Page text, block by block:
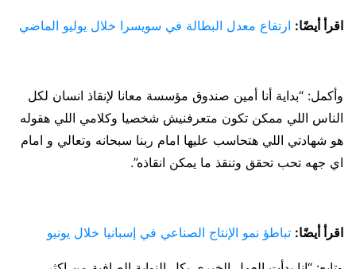
اقرأ أيضًا: ارتفاع معدل البطالة في سويسرا خلال يوليو الماضي
وأكمل: “بداية أنا أمين صندوق مؤسسة معانا لإنقاذ انسان لكل
الناس اللي ممكن تكون متعرفنيش شخصيا وكلامي اللي هقوله
هو شهادتي اللي هتحاسب عليها امام ربنا سبحانه وتعالي و امام
اي جهه تحب تحقق وتنقذ ما يمكن انقاذه”.
اقرأ أيضًا: تباطؤ نمو الإنتاج الصناعي في إسبانيا خلال يونيو